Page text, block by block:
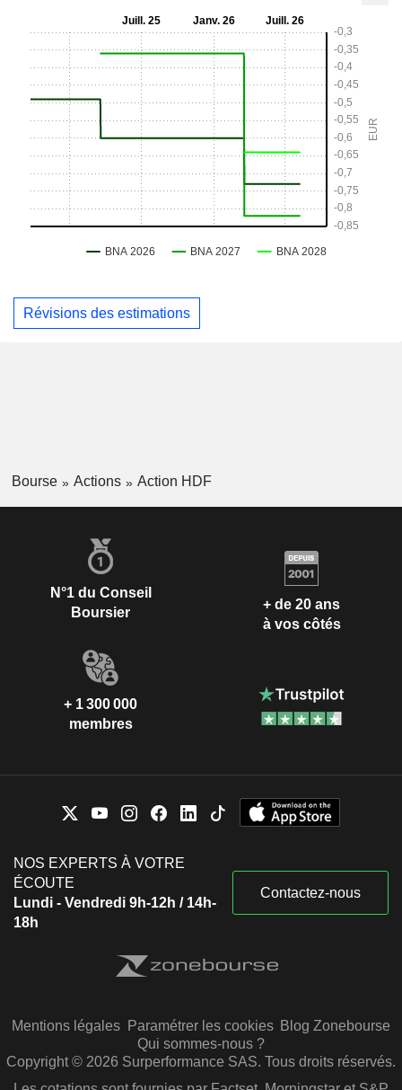
Révisions des estimations
Bourse Actions Action HDF
N°1 du Conseil
Boursier
+ de 20 ans
à vos côtés
+ 1 300 000
membres
NOS EXPERTS À VOTRE
ÉCOUTE
Lundi - Vendredi 9h-12h / 14h-
18h
Contactez-nous
Mentions légales Paramétrer les cookies Blog Zonebourse
Qui sommes-nous ?
Copyright © 2026 Surperformance SAS. Tous droits réservés.